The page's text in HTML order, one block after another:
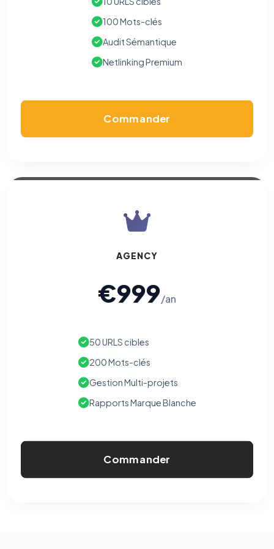
100 Mots-clés
Audit Sémantique
Netlinking Premium
Commander
AGENCY
€999/an
50 URLS cibles
200 Mots-clés
Gestion Multi-projets
Rapports Marque Blanche
Commander